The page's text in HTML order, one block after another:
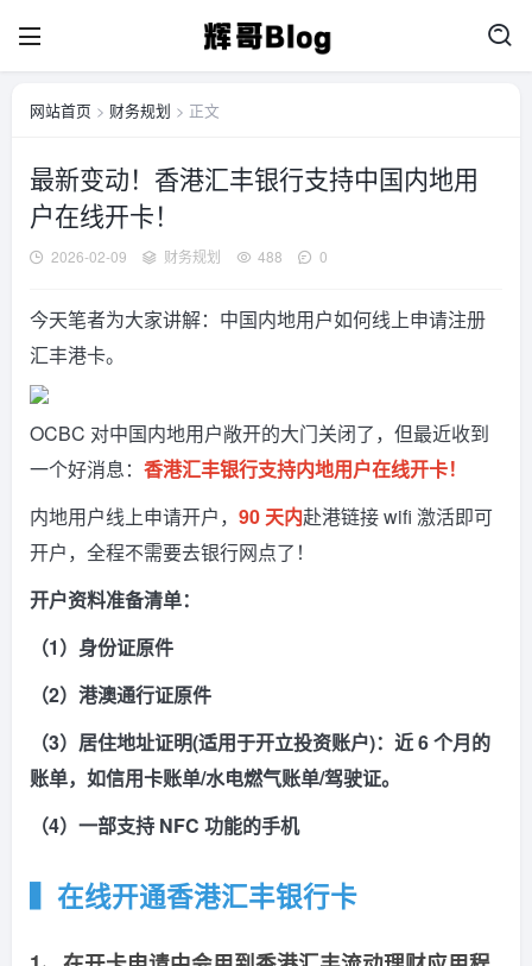
网站首页 > 财务规划 > 正文
最新变动！香港汇丰银行支持中国内地用
户在线开卡！
2026-02-09 财务规划 488 0
今天笔者为大家讲解：中国内地用户如何线上申请注册
汇丰港卡。
OCBC 对中国内地用户敞开的大门关闭了，但最近收到
一个好消息： 香港汇丰银行支持内地用户在线开卡！
内地用户线上申请开户， 90 天内赴港链接 wifi 激活即可
开户，全程不需要去银行网点了！
开户资料准备清单：
（1）身份证原件
（2）港澳通行证原件
（3）居住地址证明(适用于开立投资账户)：近 6 个月的
账单，如信用卡账单/水电燃气账单/驾驶证。
（4）一部支持 NFC 功能的手机
▍在线开通香港汇丰银行卡